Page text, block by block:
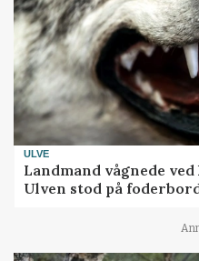
ULVE
Landmand vågnede
Ulven stod på